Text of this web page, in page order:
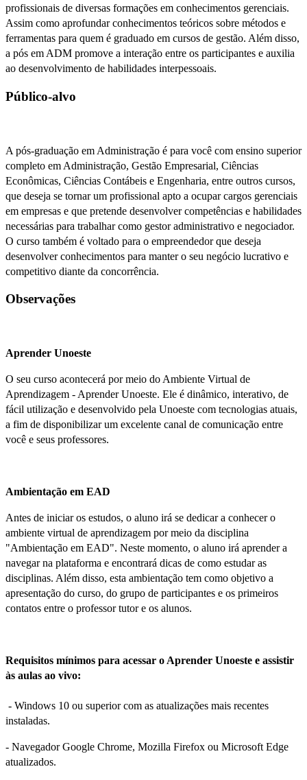
profissionais de diversas formações em conhecimentos gerenciais.
Assim como aprofundar conhecimentos teóricos sobre métodos e
ferramentas para quem é graduado em cursos de gestão. Além disso,
a pós em ADM promove a interação entre os participantes e auxilia
ao desenvolvimento de habilidades interpessoais.
Público-alvo
A pós-graduação em Administração é para você com ensino superior
completo em Administração, Gestão Empresarial, Ciências
Econômicas, Ciências Contábeis e Engenharia, entre outros cursos,
que deseja se tornar um profissional apto a ocupar cargos gerenciais
em empresas e que pretende desenvolver competências e habilidades
necessárias para trabalhar como gestor administrativo e negociador.
O curso também é voltado para o empreendedor que deseja
desenvolver conhecimentos para manter o seu negócio lucrativo e
competitivo diante da concorrência.
Observações
Aprender Unoeste
O seu curso acontecerá por meio do Ambiente Virtual de
Aprendizagem - Aprender Unoeste. Ele é dinâmico, interativo, de
fácil utilização e desenvolvido pela Unoeste com tecnologias atuais,
a fim de disponibilizar um excelente canal de comunicação entre
você e seus professores.
Ambientação em EAD
Antes de iniciar os estudos, o aluno irá se dedicar a conhecer o
ambiente virtual de aprendizagem por meio da disciplina
"Ambientação em EAD". Neste momento, o aluno irá aprender a
navegar na plataforma e encontrará dicas de como estudar as
disciplinas. Além disso, esta ambientação tem como objetivo a
apresentação do curso, do grupo de participantes e os primeiros
contatos entre o professor tutor e os alunos.
Requisitos mínimos para acessar o Aprender Unoeste e assistir
às aulas ao vivo:
- Windows 10 ou superior com as atualizações mais recentes
instaladas.
- Navegador Google Chrome, Mozilla Firefox ou Microsoft Edge
atualizados.